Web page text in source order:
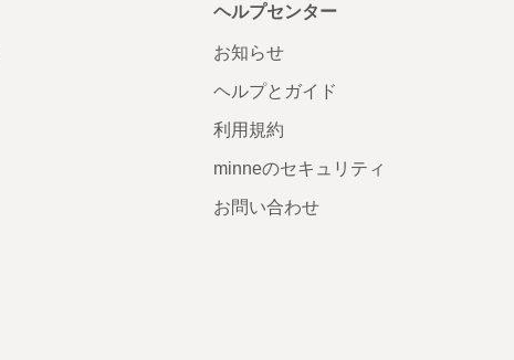
ヘルプセンター
お知らせ
ヘルプとガイド
利用規約
minneのセキュリティ
お問い合わせ